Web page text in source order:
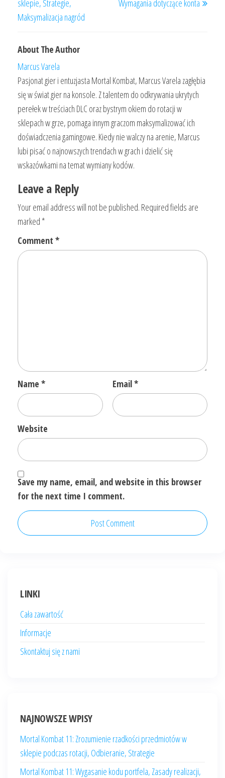
sklepie, Strategie,
Maksymalizacja nagród
Wymagania dotyczące konta
About The Author
Marcus Varela
Pasjonat gier i entuzjasta Mortal Kombat, Marcus Varela zagłębia
się w świat gier na konsole. Z talentem do odkrywania ukrytych
perełek w treściach DLC oraz bystrym okiem do rotacji w
sklepach w grze, pomaga innym graczom maksymalizować ich
doświadczenia gamingowe. Kiedy nie walczy na arenie, Marcus
lubi pisać o najnowszych trendach w grach i dzielić się
wskazówkami na temat wymiany kodów.
Leave a Reply
Your email address will not be published. Required fields are
marked *
Comment *
Name * Email*
Website
Save my name, email, and website in this browser
for the next time I comment.
LINKI
Cała zawartość
Informacje
Skontaktuj się z nami
NAJNOWSZE WPISY
Mortal Kombat 11: Zrozumienie rzadkości przedmiotów w
sklepie podczas rotacji, Odbieranie, Strategie
Mortal Kombat 11: Wygasanie kodu portfela, Zasady realizacji,